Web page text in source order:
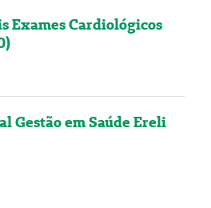
Exames Cardiológicos
Gestão em Saúde Ereli